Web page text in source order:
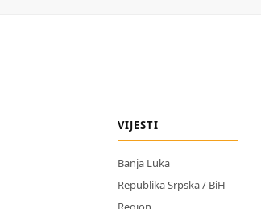
VIJESTI
Banja Luka
Republika Srpska / BiH